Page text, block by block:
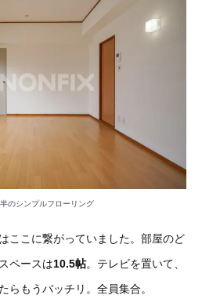
のシンプルフローリング
ここに繋がっていました。部屋のど
ペースは10.5帖。テレビを置いて、
らもうバッチリ。全員集合。